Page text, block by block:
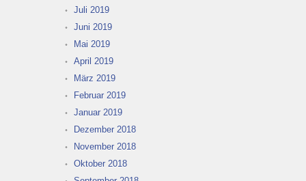
Juli 2019
Juni 2019
Mai 2019
April 2019
März 2019
Februar 2019
Januar 2019
Dezember 2018
November 2018
Oktober 2018